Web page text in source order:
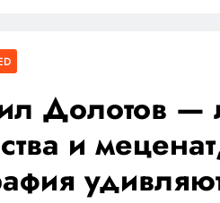
Долотов —
и